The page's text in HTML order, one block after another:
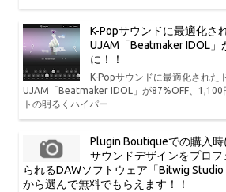
K-Popサウンドに最適化さ
UJAM「Beatmaker IDOL」
に！！
K-Popサウンドに最適化された
UJAM「Beatmaker IDOL」が87%OFF、1,100
トの明るくハイパー
Plugin Boutiqueでの購入時
サウンドデザインをプロ
られるDAWソフトウェア「Bitwig
から選んで無料でもらえます！！